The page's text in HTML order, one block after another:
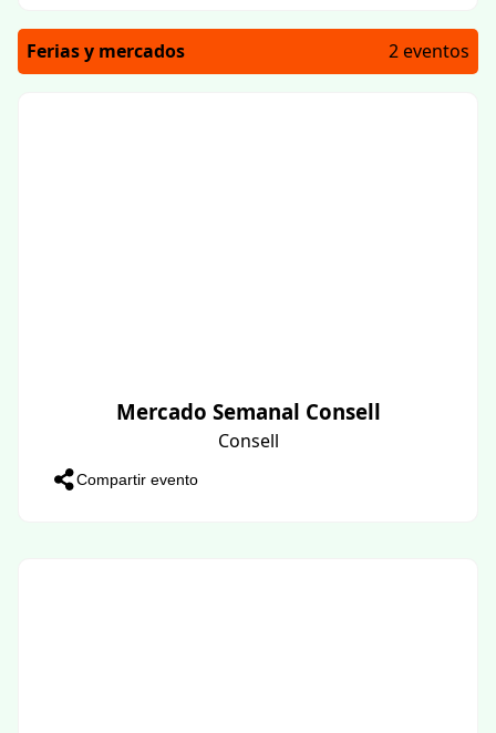
Ferias y mercados 2 eventos
Mercado Semanal Consell
Consell
Compartir evento